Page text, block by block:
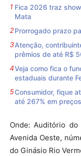
Fica 2026 traz
Mata
Prorrogado prazo
Atenção,
prêmios de até R$
Veja como fica o
estaduais durante
Consumidor, fique
até 267% em
Onde: Auditório
Avenida Oeste,
do Ginásio Rio